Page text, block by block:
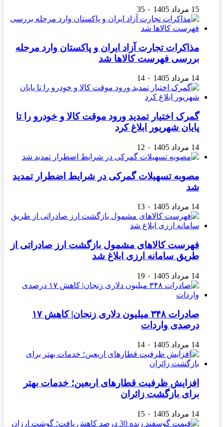
15 مرداد 1405 ۰ 35
مذاکرات تجارت آزاد ایران و پاکستان وارد مرحله
بررسی فهرست کالاها شد
14 مرداد 1405 ۰ 14
گمرک اختیار تمدید ورود موقت کالا و خودرو را تا
پایان شهریور ابلاغ کرد
14 مرداد 1405 ۰ 12
مصوبه تسهیلات گمرکی در شرایط اضطرار تمدید
شد
14 مرداد 1405 ۰ 13
فهرست کالاهای مشمول بازگشت ارز صادراتی از
طریق سامانه ارزی ابلاغ شد
14 مرداد 1405 ۰ 19
صادرات ۳۴۸ میلیون دلاری زنجان| ‌کاهش ۱۷
درصدی واردات
14 مرداد 1405 ۰ 14
افزایش ظرفیت قطارهای اربعین؛ خدمات بهتر
برای بازگشت زائران
14 مرداد 1405 ۰ 15